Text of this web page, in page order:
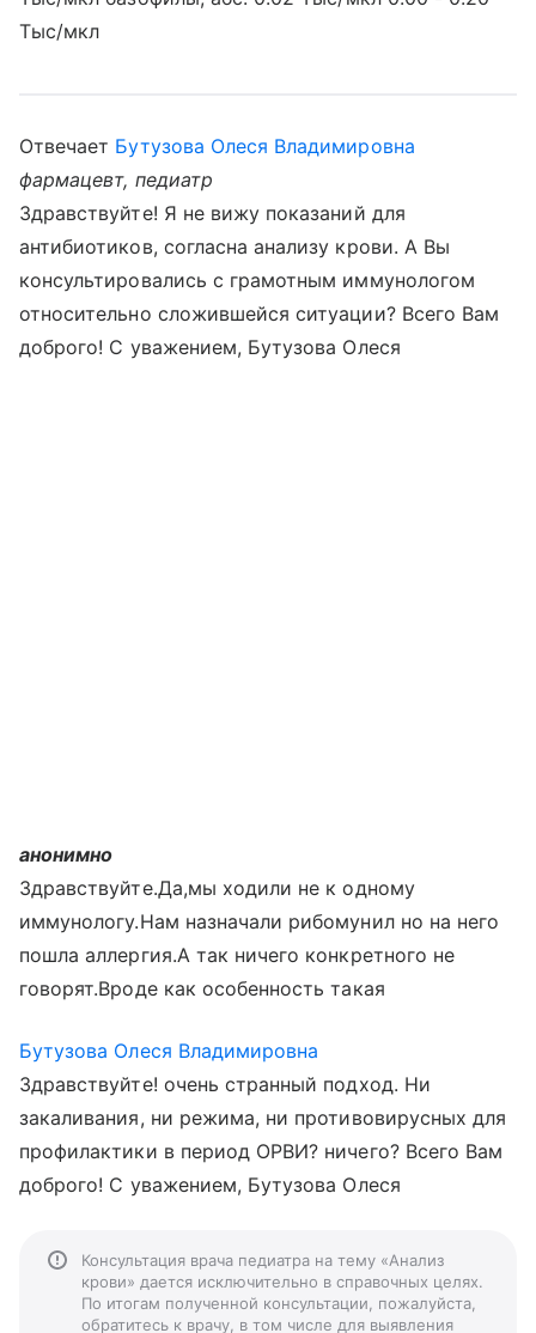
Тыс/мкл
Отвечает Бутузова Олеся Владимировна
фармацевт, педиатр
Здравствуйте! Я не вижу показаний для
антибиотиков, согласна анализу крови. А Вы
консультировались с грамотным иммунологом
относительно сложившейся ситуации? Всего Вам
доброго! С уважением, Бутузова Олеся
анонимно
Здравствуйте.Да,мы ходили не к одному
иммунологу.Нам назначали рибомунил но на него
пошла аллергия.А так ничего конкретного не
говорят.Вроде как особенность такая
Бутузова Олеся Владимировна
Здравствуйте! очень странный подход. Ни
закаливания, ни режима, ни противовирусных для
профилактики в период ОРВИ? ничего? Всего Вам
доброго! С уважением, Бутузова Олеся
Консультация врача педиатра на тему «Анализ
крови» дается исключительно в справочных целях.
По итогам полученной консультации, пожалуйста,
обратитесь к врачу, в том числе для выявления